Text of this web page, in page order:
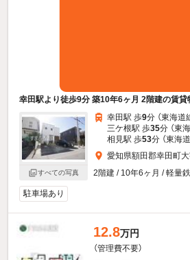
幸田駅より徒歩9分 築10年6ヶ月 2階建の賃貸
すべての写真
幸田駅 歩9分 （東海道
三ケ根駅 歩35分 （東
相見駅 歩53分 （東海道
愛知県額田郡幸田町
2階建 / 10年6ヶ月 / 軽量
駐車場あり
12.8万円
（管理費不要）